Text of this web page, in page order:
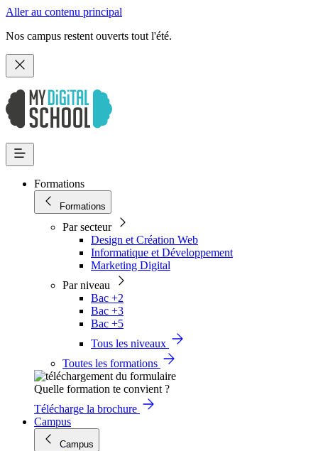
Aller au contenu principal
Nos campus restent ouverts tout l'été.
Formations
Formations
Par secteur
Design et Création Web
Informatique et Développement
Marketing Digital
Par niveau
Bac +2
Bac +3
Bac +5
Tous les niveaux
Toutes les formations
Quelle formation te convient ?
Télécharge la brochure
Campus
Campus